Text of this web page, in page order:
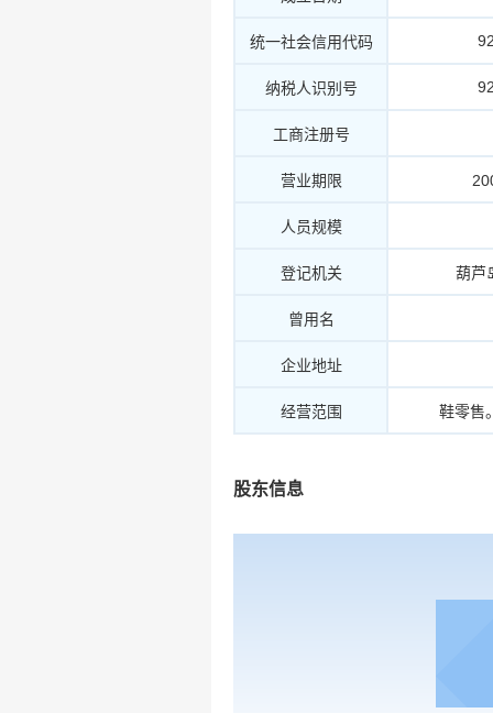
统一社会信用代码
纳税人识别号
工商注册号
营业期限
人员规模
登记机关 葫芦
曾用名
企业地址
经营范围 鞋零售
股东信息